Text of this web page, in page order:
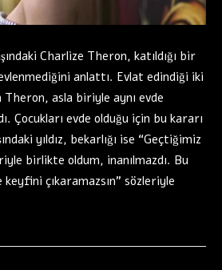
Charlize Theron, katıldığı bir
anlattı. Evlat edindiği iki
Theron, asla biriyle aynı evde
Çocukları evde olduğu için bu kararı
yıldız, bekarlığı ise “Geçtiğimiz
birlikte oldum, inanılmazdı. Bu
keyfini çıkaramazsın” sözleriyle